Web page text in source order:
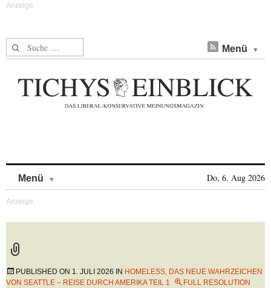
Suche nach: Menü
Menü Do, 6. Aug 2026
PUBLISHED ON 1. JULI 2026 IN HOMELESS, DAS NEUE WAHRZEICHEN
VON SEATTLE – REISE DURCH AMERIKA TEIL 1
FULL RESOLUTION